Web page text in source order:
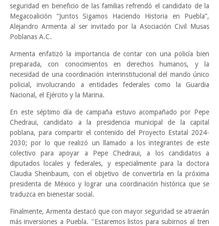
seguridad en beneficio de las familias refrendó el candidato de la
Megacoalición “Juntos Sigamos Haciendo Historia en Puebla”,
Alejandro Armenta al ser invitado por la Asociación Civil Musas
Poblanas A.C.
Armenta enfatizó la importancia de contar con una policía bien
preparada, con conocimientos en derechos humanos, y la
necesidad de una coordinación interinstitucional del mando único
policial, involucrando a entidades federales como la Guardia
Nacional, el Ejército y la Marina.
En este séptimo día de campaña estuvo acompañado por Pepe
Chedraui, candidato a la presidencia municipal de la capital
poblana, para compartir el contenido del Proyecto Estatal 2024-
2030; por lo que realizó un llamado a los integrantes de este
colectivo para apoyar a Pepe Chedraui, a los candidatos a
diputados locales y federales, y especialmente para la doctora
Claudia Sheinbaum, con el objetivo de convertirla en la próxima
presidenta de México y lograr una coordinación histórica que se
traduzca en bienestar social.
Finalmente, Armenta destacó que con mayor seguridad se atraerán
más inversiones a Puebla. "Estaremos listos para subirnos al tren